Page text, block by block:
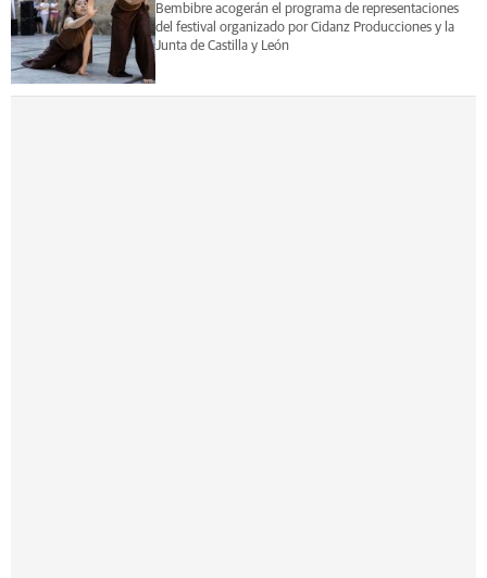
Bembibre acogerán el programa de representaciones
del festival organizado por Cidanz Producciones y la
Junta de Castilla y León